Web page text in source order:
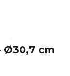
Ø30,7 cm